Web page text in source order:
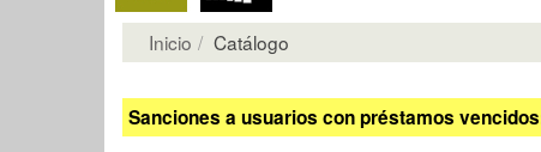
Inicio Catálogo
Sanciones a usuarios con préstamos